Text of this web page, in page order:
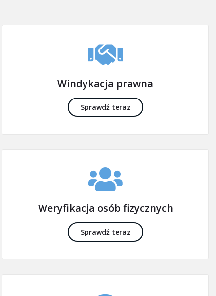
Windykacja prawna
Sprawdź teraz
Weryfikacja osób fizycznych
Sprawdź teraz